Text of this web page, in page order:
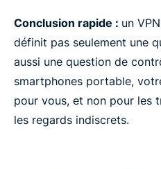
Conclusion rapide : un
définit pas seulement une
aussi une question de
smartphones portable,
pour vous, et non pour les
les regards indiscrets.